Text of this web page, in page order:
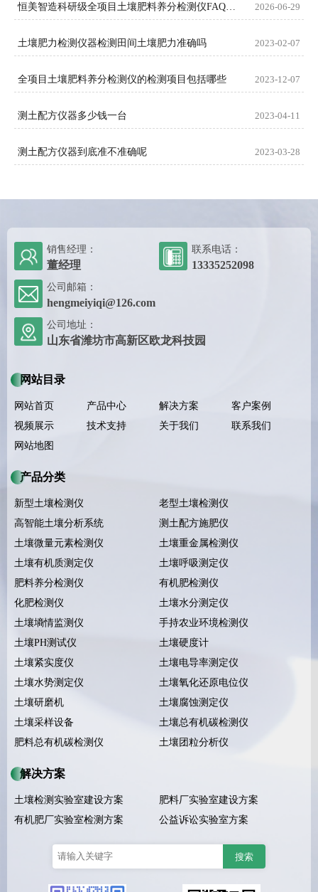
2026-06-29
土壤肥力检测仪器检测田间土壤肥力准确吗 2023-02-07
全项目土壤肥料养分检测仪的检测项目包括哪些 2023-12-07
测土配方仪器多少钱一台 2023-04-11
测土配方仪器到底准不准确呢 2023-03-28
销售经理：
董经理
联系电话：
13335252098
公司邮箱：
hengmeiyiqi@126.com
公司地址：
山东省潍坊市高新区欧龙科技园
网站目录
网站首页 产品中心 解决方案
客户案例
视频展示
技术支持 关于我们
联系我们
网站地图
产品分类
新型土壤检测仪
老型土壤检测仪
高智能土壤分析系统
测土配方施肥仪
土壤微量元素检测仪
土壤重金属检测仪
土壤有机质测定仪
土壤呼吸测定仪
肥料养分检测仪
有机肥检测仪
化肥检测仪
土壤水分测定仪
土壤墒情监测仪
手持农业环境检测仪
土壤PH测试仪
土壤硬度计
土壤紧实度仪
土壤电导率测定仪
土壤水势测定仪
土壤氧化还原电位仪
土壤研磨机
土壤腐蚀测定仪
土壤采样设备
土壤总有机碳检测仪
肥料总有机碳检测仪
土壤团粒分析仪
解决方案
土壤检测实验室建设方案
肥料厂实验室建设方案
有机肥厂实验室检测方案
公益诉讼实验室方案